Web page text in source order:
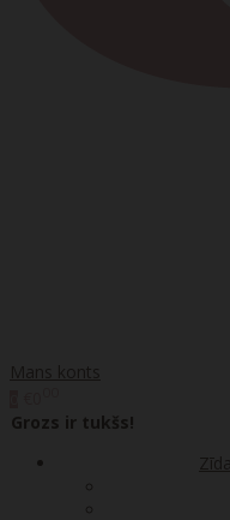
Mans konts
Grozs ir tukšs!